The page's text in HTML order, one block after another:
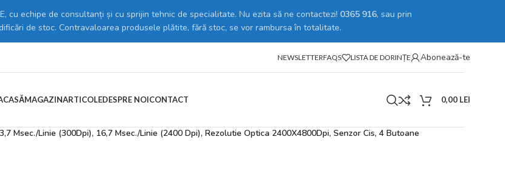
cu echipe de consultanți și cu sprijin tehnic de specialitate. Nu ezita să ne contactezi! 0365 916, sau prin
de stoc. Contravaloarea produsele plătite, fără stoc, se vor rambursa în totalitate.
NEWSLETTERFAQS LISTA DE DORINȚE Abonează-te
MAGAZINARTICOLEDESPRE NOICONTACT 0,00 LEI
Msec./Linie (300Dpi), 16,7 Msec./Linie (2400 Dpi), Rezolutie Optica 2400X4800Dpi, Senzor Cis, 4 Butoane